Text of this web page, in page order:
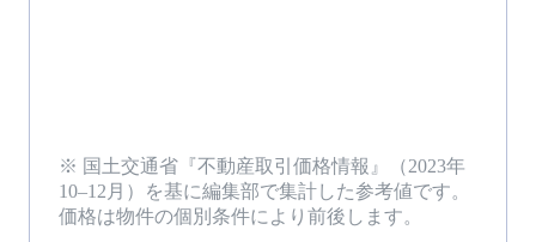
※ 国土交通省『不動産取引価格情報』（2023年
10–12月 ）を基に編集部で集計した参考値です。
価格は物件の個別条件により前後します。